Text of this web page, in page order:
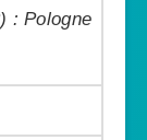
: Pologne